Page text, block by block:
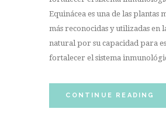
Equinácea es una de las plantas
más reconocidas y utilizadas en
natural por su capacidad para
fortalecer el sistema
CONTINUE READING